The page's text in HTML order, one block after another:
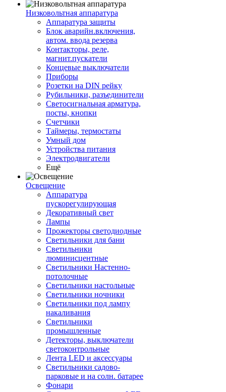
Низковольтная аппаратура
Аппаратура защиты
Блок аварийн.включения,
автом. ввода резерва
Контакторы, реле,
магнит.пускатели
Концевые выключатели
Приборы
Розетки на DIN рейку
Рубильники, разъединители
Светосигнальная арматура,
посты, кнопки
Счетчики
Таймеры, термостаты
Умный дом
Устройства питания
Электродвигатели
Ещё
Освещение
Аппаратура
пускорегулирующая
Декоративный свет
Лампы
Прожекторы светодиодные
Светильники для бани
Светильники
люминисцентные
Светильники Настенно-
потолочные
Светильники настольные
Светильники ночники
Светильники под лампу
накаливания
Светильники
промышленные
Детекторы, выключатели
светоконтрольные
Лента LED и аксессуары
Светильники садово-
парковые и на солн. батарее
Фонари